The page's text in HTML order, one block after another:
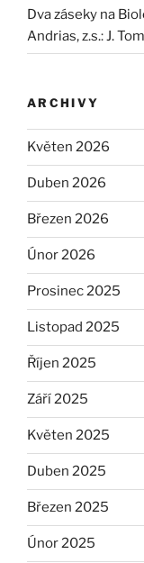
Dva záseky na
Andrias, z.s.:J.
ARCHIVY
Květen 2026
Duben 2026
Březen 2026
Únor 2026
Prosinec 2025
Listopad 2025
Říjen 2025
Září 2025
Květen 2025
Duben 2025
Březen 2025
Únor 2025